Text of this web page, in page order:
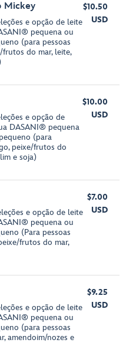
Mickey
e opção de leite
pequena ou
(para pessoas
do mar, leite,
$10.50
USD
e opção de
DASANI® pequena
(para
peixe/frutos do
e soja)
$10.00
USD
e opção de leite
pequena ou
(Para pessoas
frutos do mar,
$7.00
USD
e opção de leite
pequena ou
(para pessoas
amendoim/nozes e
$9.25
USD